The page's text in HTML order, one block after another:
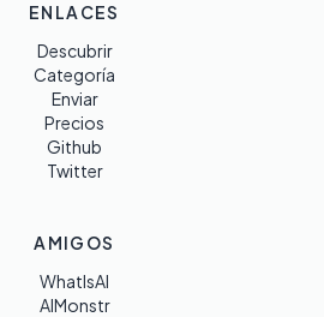
ENLACES
Descubrir
Categoría
Enviar
Precios
Github
Twitter
AMIGOS
WhatIsAI
AIMonstr